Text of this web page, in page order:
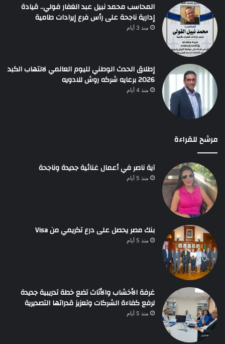
المحاسب محمد نبيل عبد الغفار فولي.. قيادة
إدارية ناجحة على رأس فرع إيرادات طامية
منذ 3 أيام
إطلاق الحدث الوطني لليوم العالمي لالتهاب الكبد
2026 برعايه شركه روش للادويه
منذ 4 أيام
مرشح للقراءة
آية ناصر في أعمال غنائية جديدة وناجحة
منذ 5 أيام
بنك مصر يحصل على درع تكريمي من Visa
منذ 5 أيام
غرفة الأخشاب والأثاث تضع خطة تدريبية جديدة
لرفع كفاءة الشركات وتعزيز قدراتها التصديرية
منذ 5 أيام